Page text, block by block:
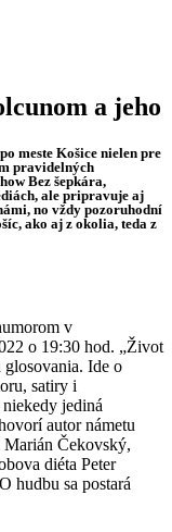
a jeho
meste Košice nielen pre
pravidelných
Bez šepkára,
ale pripravuje aj
no vždy pozoruhodní
ako aj z okolia, teda z
v
o 19:30 hod. „Život
glosovania. Ide o
satiry i
jediná
autor námetu
Čekovský,
diéta Peter
hudbu sa postará